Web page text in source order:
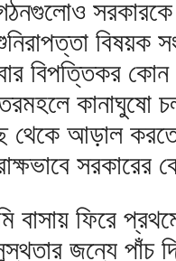
সরকারকে
বিষয়ক
বিপত্তিকর কোন
কানাঘুষো
থেকে আড়াল
সরকারের
বাসায় ফিরে
জন্যে পাঁচ